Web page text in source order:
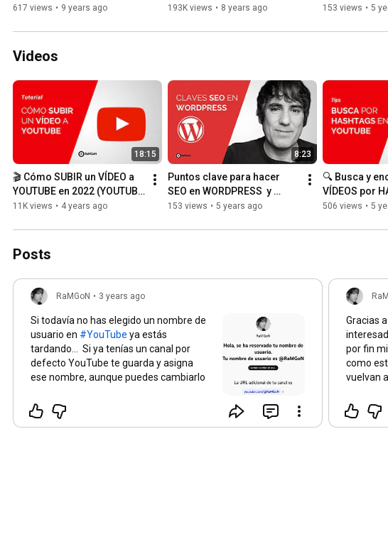
617 views • 9 years ago
193K views • 8 years ago
Google 🔝 en
153 views • 5
Videos
18:15
🎬 Cómo SUBIR un VÍDEO a
YOUTUBE en 2022 (YOUTUBE
TIPS)
11K views • 4 years ago
8:23
Puntos clave para hacer
SEO en WORDPRESS  y
aparecer en  el top de
153 views • 5 years ago
🔍 Busca y
VÍDEOS por
YOUTUBE
506 views • 5
Posts
RaMGoN • 3 years ago
Si todavía no has elegido un nombre de
usuario en #YouTube ya estás
tardando... Si ya tenías un canal por
defecto YouTube te guarda y asigna
ese nombre, aunque puedes cambiarlo
Gracias
por fin
como
vuelvan